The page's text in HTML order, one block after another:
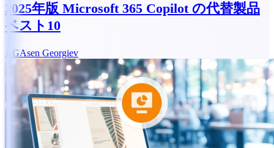
2025年版 Microsoft 365 Copilot の代替製品
ベスト10
AGAsen Georgiev